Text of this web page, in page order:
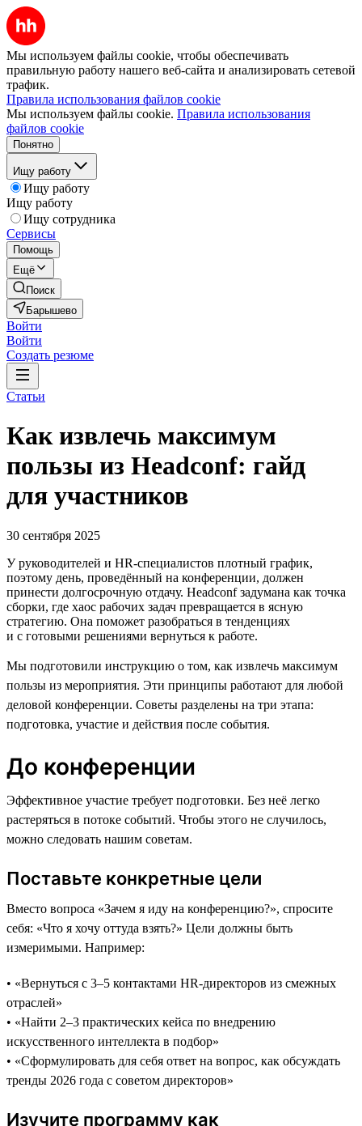
Мы используем файлы cookie, чтобы обеспечивать
правильную работу нашего веб-сайта и анализировать сетевой
трафик.
Правила использования файлов cookie
Мы используем файлы cookie. Правила использования
файлов cookie
Понятно
Ищу работу
Ищу работу
Ищу работу
Ищу сотрудника
Сервисы
Помощь
Ещё
Поиск
Барышево
Войти
Войти
Создать резюме
Статьи
Как извлечь максимум
пользы из Headсonf: гайд
для участников
30 сентября 2025
У руководителей и HR-специалистов плотный график,
поэтому день, проведённый на конференции, должен
принести долгосрочную отдачу. Headсonf задумана как точка
сборки, где хаос рабочих задач превращается в ясную
стратегию. Она поможет разобраться в тенденциях
и с готовыми решениями вернуться к работе.
Мы подготовили инструкцию о том, как извлечь максимум
пользы из мероприятия. Эти принципы работают для любой
деловой конференции. Советы разделены на три этапа:
подготовка, участие и действия после события.
До конференции
Эффективное участие требует подготовки. Без неё легко
растеряться в потоке событий. Чтобы этого не случилось,
можно следовать нашим советам.
Поставьте конкретные цели
Вместо вопроса «Зачем я иду на конференцию?», спросите
себя: «Что я хочу оттуда взять?» Цели должны быть
измеримыми. Например:
• «Вернуться с 3–5 контактами HR-директоров из смежных
отраслей»
• «Найти 2–3 практических кейса по внедрению
искусственного интеллекта в подбор»
• «Сформулировать для себя ответ на вопрос, как обсуждать
тренды 2026 года с советом директоров»
Изучите программу как